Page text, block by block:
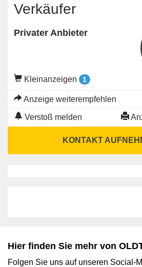
Verkäufer
Privater Anbieter
Kleinanzeigen 1
Anzeige weiterempfehlen
Verstoß melden
KONTAKT
Hier finden Sie mehr von
Folgen Sie uns auf unseren Social-